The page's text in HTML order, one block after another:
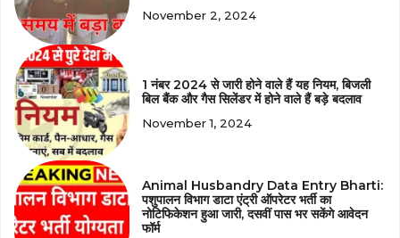
November 2, 2024
1 नंबर 2024 से जारी होने वाले हैं यह नियम, बिजली
बिल बैंक और गैस सिलेंडर में होने वाले हैं बड़े बदलाव
November 1, 2024
Animal Husbandry Data Entry Bharti:
पशुपालन विभाग डाटा एंट्री ऑपरेटर भर्ती का
नोटिफिकेशन हुआ जारी, दसवीं पास भर सकेंगे आवेदन
फॉर्म